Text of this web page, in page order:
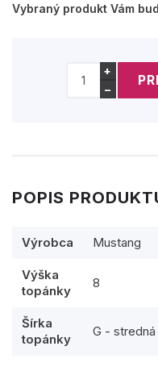
Vybraný produkt Vám
+
−
POPIS
Výrobca Mustang
Výška
topánky
8
Šírka
topánky
G - stredná